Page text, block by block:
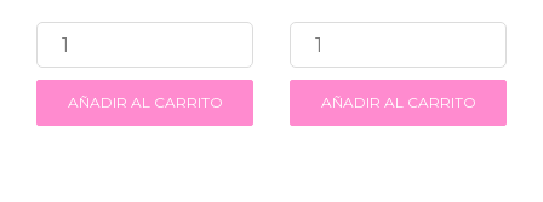
AÑADIR AL CARRITO AÑADIR AL CARRITO